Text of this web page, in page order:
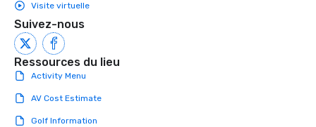
Visite virtuelle
Suivez-nous
Ressources du lieu
Activity Menu
AV Cost Estimate
Golf Information